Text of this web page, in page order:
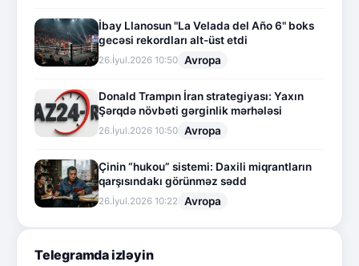
İbay Llanosun "La Velada del Año 6" boks
gecəsi rekordları alt-üst etdi
26.İyul.2026 10:50 Avropa
Donald Trampın İran strategiyası: Yaxın
Şərqdə növbəti gərginlik mərhələsi
26.İyul.2026 10:50 Avropa
Çinin “hukou” sistemi: Daxili miqrantların
qarşısındakı görünməz sədd
26.İyul.2026 10:22 Avropa
Telegramda izləyin